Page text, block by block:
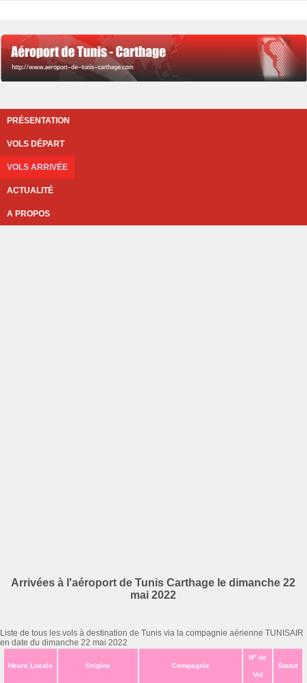
PRÉSENTATION
VOLS DÉPART
VOLS ARRIVÉE
ACTUALITÉ
A PROPOS
Arrivées à l'aéroport de Tunis Carthage le dimanche 22
mai 2022
Liste de tous les vols à destination de Tunis via la compagnie aérienne TUNISAIR
en date du dimanche 22 mai 2022
Heure Locale Origine Compagnie
N° de
Vol
Statut